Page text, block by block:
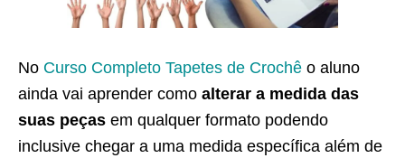
No Curso Completo Tapetes de Crochê o aluno
ainda vai aprender como alterar a medida das
suas peças em qualquer formato podendo
inclusive chegar a uma medida específica além de